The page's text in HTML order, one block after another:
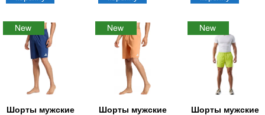
Шорты мужские Шорты мужские Шорты мужские